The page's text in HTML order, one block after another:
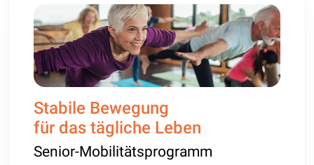
Stabile Bewegung
für das tägliche Leben
Senior-Mobilitätsprogramm